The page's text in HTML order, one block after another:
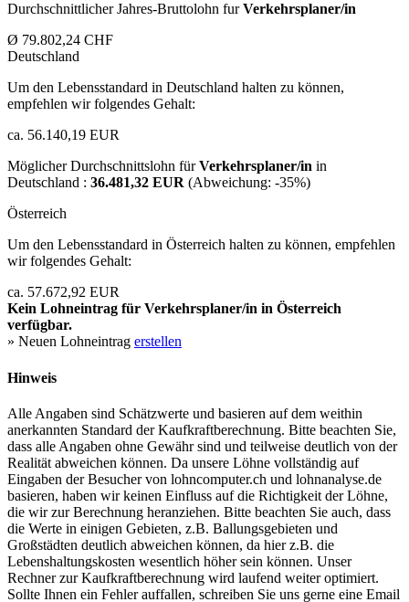
Durchschnittlicher Jahres-Bruttolohn furVerkehrsplaner/in
Ø 79.802,24 CHF
Deutschland
Um den Lebensstandard in Deutschland halten zu können,
empfehlen wir folgendes Gehalt:
ca. 56.140,19 EUR
Möglicher Durchschnittslohn fürVerkehrsplaner/in in
Deutschland : 36.481,32 EUR (Abweichung: -35%)
Österreich
Um den Lebensstandard in Österreich halten zu können, empfehlen
wir folgendes Gehalt:
ca. 57.672,92 EUR
Kein Lohneintrag für Verkehrsplaner/in in Österreich
verfügbar.
» Neuen Lohneintrag erstellen
Hinweis
Alle Angaben sind Schätzwerte und basieren auf dem weithin
anerkannten Standard der Kaufkraftberechnung. Bitte beachten Sie,
dass alle Angaben ohne Gewähr sind und teilweise deutlich von der
Realität abweichen können. Da unsere Löhne vollständig auf
Eingaben der Besucher von lohncomputer.ch und lohnanalyse.de
basieren, haben wir keinen Einfluss auf die Richtigkeit der Löhne,
die wir zur Berechnung heranziehen. Bitte beachten Sie auch, dass
die Werte in einigen Gebieten, z.B. Ballungsgebieten und
Großstädten deutlich abweichen können, da hier z.B. die
Lebenshaltungskosten wesentlich höher sein können. Unser
Rechner zur Kaufkraftberechnung wird laufend weiter optimiert.
Sollte Ihnen ein Fehler auffallen, schreiben Sie uns gerne eine Email